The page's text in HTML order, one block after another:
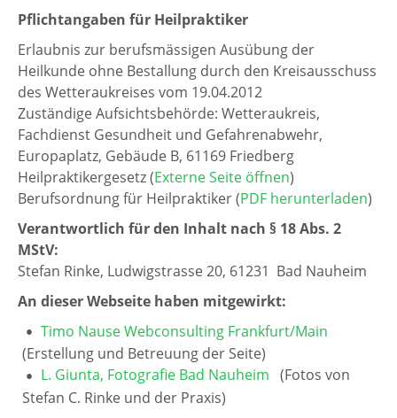
Pflichtangaben für Heilpraktiker
Erlaubnis zur berufsmässigen Ausübung der
Heilkunde ohne Bestallung durch den Kreisausschuss
des Wetteraukreises vom 19.04.2012
Zuständige Aufsichtsbehörde: Wetteraukreis,
Fachdienst Gesundheit und Gefahrenabwehr,
Europaplatz, Gebäude B, 61169 Friedberg
Heilpraktikergesetz (Externe Seite öffnen)
Berufsordnung für Heilpraktiker (PDF herunterladen)
Verantwortlich für den Inhalt nach § 18 Abs. 2
MStV:
Stefan Rinke, Ludwigstrasse 20, 61231 Bad Nauheim
An dieser Webseite haben mitgewirkt:
Timo Nause Webconsulting Frankfurt/Main
(Erstellung und Betreuung der Seite)
L. Giunta, Fotografie Bad Nauheim (Fotos von
Stefan C. Rinke und der Praxis)